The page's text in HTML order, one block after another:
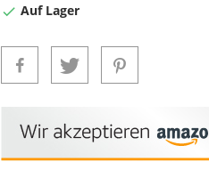
 Auf Lager